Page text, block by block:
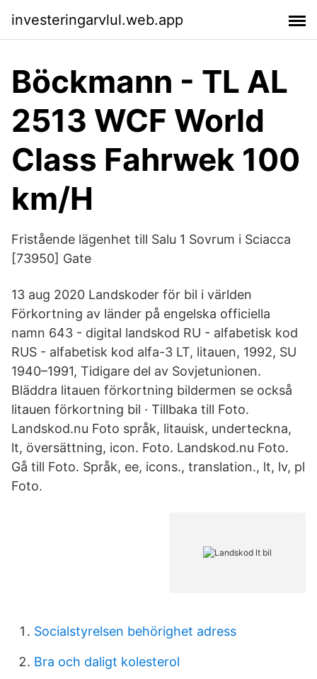
investeringarvlul.web.app
Böckmann - TL AL
2513 WCF World
Class Fahrwek 100
km/H
Fristående lägenhet till Salu 1 Sovrum i Sciacca
[73950] Gate
13 aug 2020 Landskoder för bil i världen
Förkortning av länder på engelska officiella
namn 643 - digital landskod RU - alfabetisk kod
RUS - alfabetisk kod alfa-3 LT, litauen, 1992, SU
1940–1991, Tidigare del av Sovjetunionen.
Bläddra litauen förkortning bildermen se också
litauen förkortning bil · Tillbaka till Foto.
Landskod.nu Foto språk, litauisk, underteckna,
lt, översättning, icon. Foto. Landskod.nu Foto.
Gå till Foto. Språk, ee, icons., translation., lt, lv, pl
Foto.
Socialstyrelsen behörighet adress
Bra och daligt kolesterol